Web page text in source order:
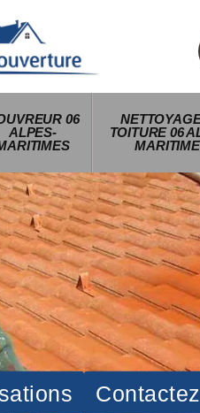
06
ALPES-
TOITURE 06